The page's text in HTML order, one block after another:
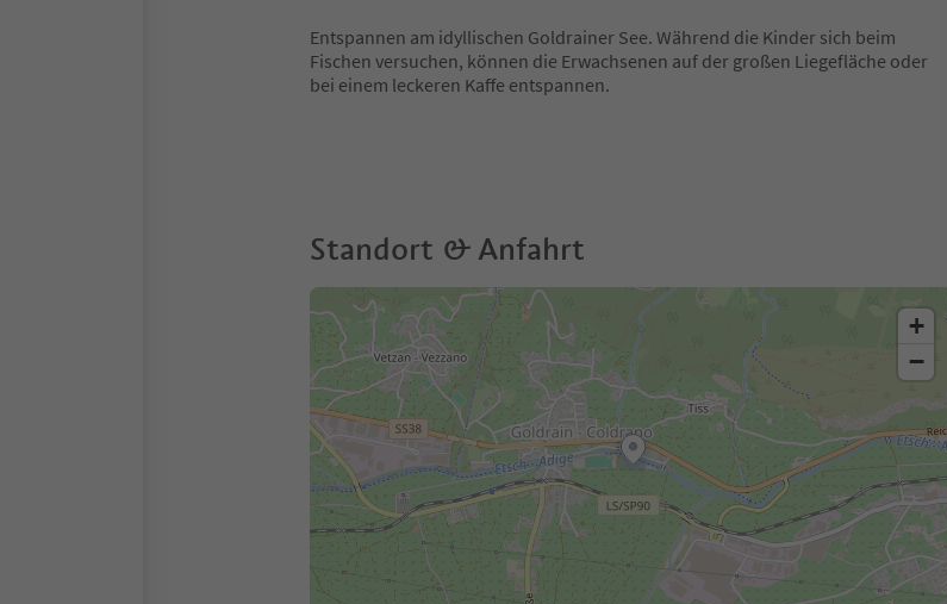
Entspannen am idyllischen Goldrainer See. Während die Kinder sich beim
Fischen versuchen, können die Erwachsenen auf der großen Liegefläche oder
bei einem leckeren Kaffe entspannen.
Standort & Anfahrt
+
−